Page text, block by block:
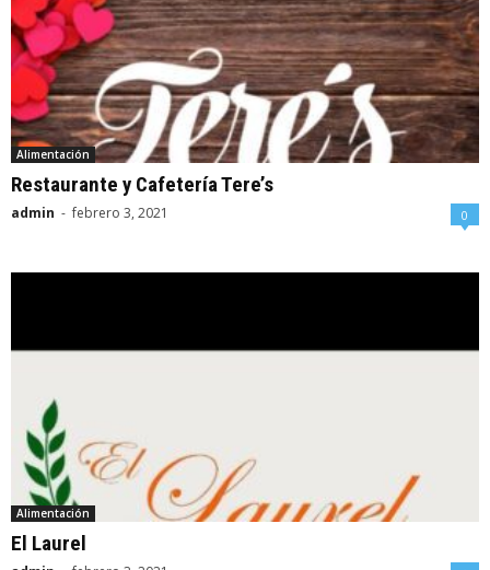
Alimentación
Restaurante y Cafetería Tere’s
admin - febrero 3, 2021 0
Alimentación
El Laurel